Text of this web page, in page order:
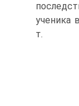
ученика
т.